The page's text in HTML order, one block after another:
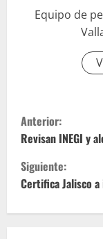
Equipo de
S
i
g
Anterior:
Revisan INEGI y
Siguiente:
Certifica Jalisco